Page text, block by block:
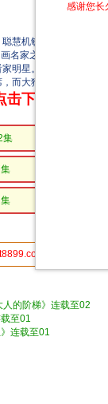
机敏的小老鼠杰瑞
名家之手，这两个调
明星。在过去的半个
而大狗斯派克、黑猫
击下方链接
集
分享给你的朋
的阶梯》连载至02
至01
连载至01
感谢您长